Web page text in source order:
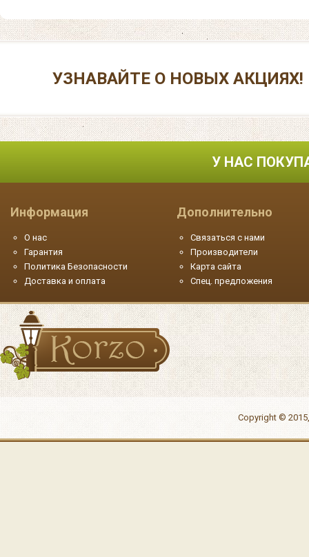
УЗНАВАЙТЕ О НОВЫХ АКЦИЯХ!
У НАС
Информация
О нас
Гарантия
Политика Безопасности
Доставка и оплата
Дополнительно
Связаться с нами
Производители
Карта сайта
Спец. предложения
Copyright ©